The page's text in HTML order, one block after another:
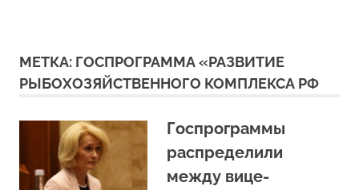
МЕТКА: ГОСПРОГРАММА «РАЗВИТИЕ
РЫБОХОЗЯЙСТВЕННОГО КОМПЛЕКСА РФ
Госпрограммы
распределили
между вице-